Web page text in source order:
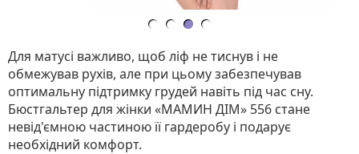
Для матусі важливо, щоб ліф не тиснув і не
обмежував рухів, але при цьому забезпечував
оптимальну підтримку грудей навіть під час сну.
Бюстгальтер для жінки «МАМИН ДІМ» 556 стане
невід'ємною частиною її гардеробу і подарує
необхідний комфорт.